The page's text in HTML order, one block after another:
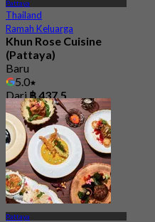
Pattaya
Thailand
Ramah Keluarga
Khun Rose Cuisine
(Pattaya)
Baru
5.0
Dari฿ 437.5
Pattaya